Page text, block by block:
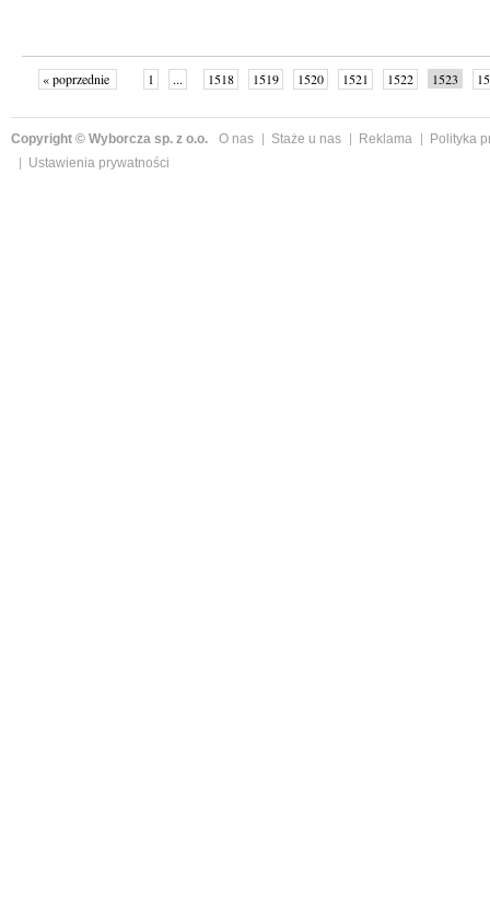
« poprzednie 1 ... 1518 1519 1520 1521 1522 1523
Copyright © Wyborcza sp. z o.o. O nas Staże u nas Reklama
Polityka
Ustawienia prywatności